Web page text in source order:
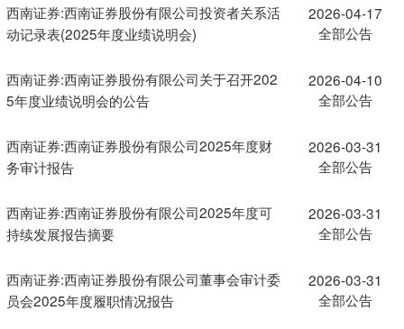
西南证券:西南证券股份有限公司投资者关系活
动记录表(2025年度业绩说明会)
2026-04-17
全部公告
西南证券:西南证券股份有限公司关于召开202
5年度业绩说明会的公告
2026-04-10
全部公告
西南证券:西南证券股份有限公司2025年度财
务审计报告
2026-03-31
全部公告
西南证券:西南证券股份有限公司2025年度可
持续发展报告摘要
2026-03-31
全部公告
西南证券:西南证券股份有限公司董事会审计委
员会2025年度履职情况报告
2026-03-31
全部公告